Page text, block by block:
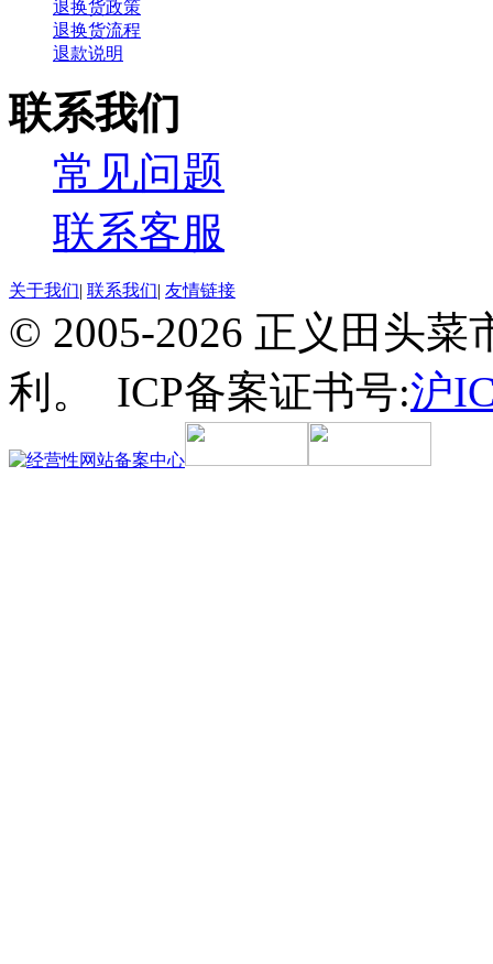
退换货政策
退换货流程
退款说明
联系我们
常见问题
联系客服
关于我们| 联系我们| 友情链接
© 2005-2026 正义田头菜
利。 ICP备案证书号:沪